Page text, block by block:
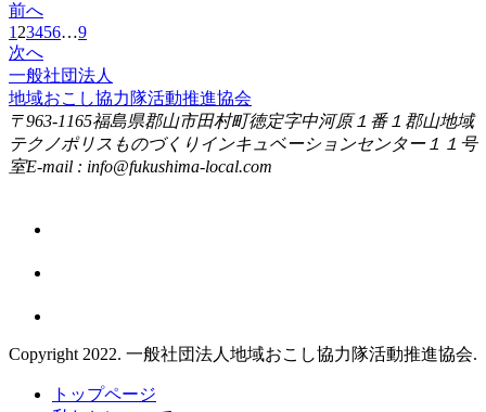
ペ
ー
ジ
前へ
1 23456…9
次へ
一般社団法人
地域おこし協力隊活動推進協会
〒963-1165福島県郡山市田村町徳定字中河原１番１ 郡山地域
テクノポリスものづくりインキュベーションセンター１１号
室E-mail : info@fukushima-local.com
Copyright 2022. 一般社団法人地域おこし協力隊活動推進協会.
トップページ